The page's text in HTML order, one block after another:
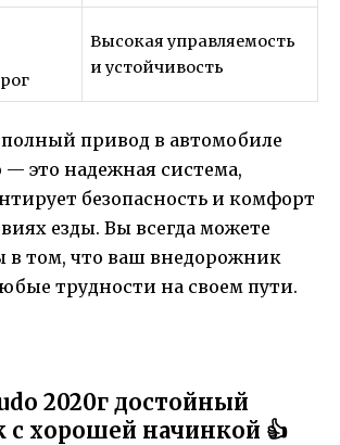
Высокая управляемость
и устойчивость
привод в автомобиле
— это надежная система,
безопасность и комфорт
езды. Вы всегда можете
в том, что ваш внедорожник
трудности на своем пути.
2020г достойный
с хорошей начинкой 👍